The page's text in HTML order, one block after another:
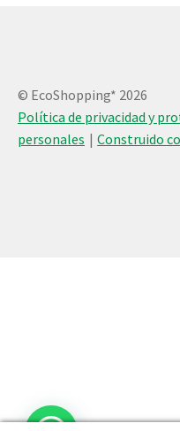
© EcoShopping* 2026
Política de privacidad y
personales
Construido